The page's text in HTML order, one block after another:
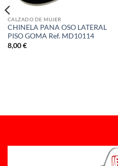
CALZADO DE MUJER
CHINELA PANA OSO LATERAL
PISO GOMA Ref. MD10114
8,00€